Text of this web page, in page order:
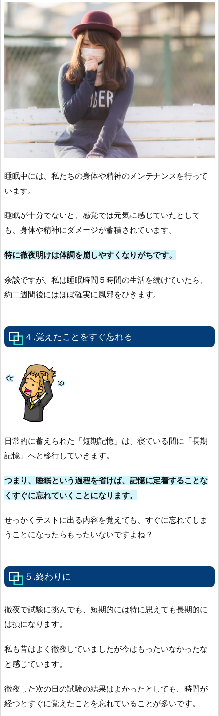
睡眠中には、私たちの身体や精神のメンテナンスを行って
います。
睡眠が十分でないと、感覚では元気に感じていたとして
も、身体や精神にダメージが蓄積されています。
特に徹夜明けは体調を崩しやすくなりがちです。
余談ですが、私は睡眠時間５時間の生活を続けていたら、
約二週間後にはほぼ確実に風邪をひきます。
４.覚えたことをすぐ忘れる
日常的に蓄えられた「短期記憶」は、寝ている間に「長期
記憶」へと移行していきます。
つまり、睡眠という過程を省けば、記憶に定着することな
くすぐに忘れていくことになります。
せっかくテストに出る内容を覚えても、すぐに忘れてしま
うことになったらもったいないですよね？
５.終わりに
徹夜で試験に挑んでも、短期的には特に思えても長期的に
は損になります。
私も昔はよく徹夜していましたが今はもったいなかったな
と感じています。
徹夜した次の日の試験の結果はよかったとしても、時間が
経つとすぐに覚えたことを忘れていることが多いです。